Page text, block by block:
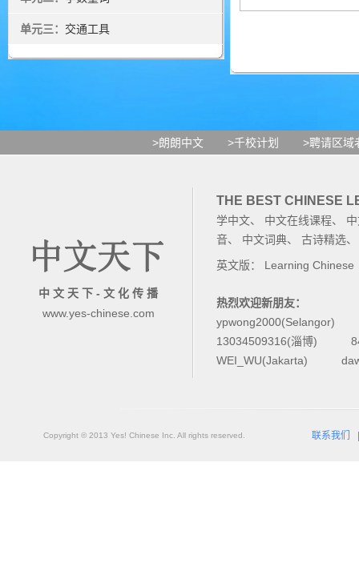
单元三： 交通工具
>朗朗中文 >千校计划 >聘请区域
中 文 天 下 - 文 化 传 播
www.yes-chinese.com
THE BEST CHINESE
学中文、 中文在线课程、
音、 中文词典、 古诗精选
英文版： Learning Chinese
热烈欢迎新朋友：
ypwong2000(Selangor)
13034509316(淄博)
WEI_WU(Jakarta)
Copyright © 2013 Yes! Chinese Inc. All rights reserved. 联系我们